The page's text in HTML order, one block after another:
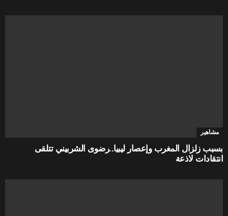
مشاهير
بسبب زلزال المغرب وإعصار ليبيا..رضوى الشربيني تتلقى
انتقادات لاذعة